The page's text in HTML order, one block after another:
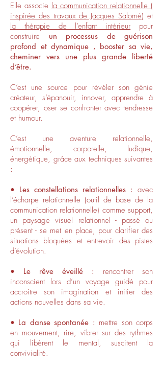
Elle associe la communication relationnelle (
inspirée des travaux de Jacques Salomé) et
la thérapie de l’enfant intérieur pour
construire
un processus de guérison
profond et dynamique , booster sa vie,
cheminer vers une plus grande liberté
d’être.
C’est une source pour révéler son génie
créateur, s’épanouir, innover, apprendre à
coopérer, oser se confronter avec tendresse
et humour.
C’est une aventure relationnelle,
émotionnelle, corporelle, ludique,
énergétique, grâce aux techniques suivantes
:
• Les constellations relationnelles : avec
l’écharpe relationnelle (outil de base de la
communication relationnelle) comme support,
un paysage visuel relationnel - passé ou
présent - se met en place, pour clarifier des
situations bloquées et entrevoir des pistes
d’évolution.
• Le rêve éveillé :
rencontrer son
inconscient lors d’un voyage guidé pour
accroitre son imagination et initier des
actions nouvelles dans sa vie.
• La danse spontanée : mettre son corps
en mouvement, rire, vibrer sur des rythmes
qui libèrent le mental, suscitent la
convivialité.